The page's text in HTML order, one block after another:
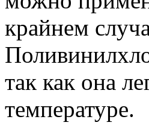
крайнем
так как она
температуре.